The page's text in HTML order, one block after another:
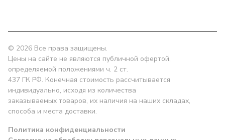
© 2026 Все права защищены.
Цены на сайте не являются публичной офертой,
определяемой положениями ч. 2 ст.
437 ГК РФ. Конечная стоимость рассчитывается
индивидуально, исходя из количества
заказываемых товаров, их наличия на наших складах,
способа и места доставки.
Политика конфиденциальности